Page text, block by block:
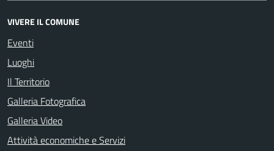
VIVERE IL COMUNE
Eventi
Luoghi
Il Territorio
Galleria Fotografica
Galleria Video
Attività economiche e Servizi